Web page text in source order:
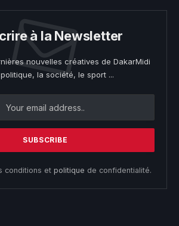
à la Newsletter
nouvelles créatives de DakarMidi
la société, le sport ...
conditions et politique de confidentialité.